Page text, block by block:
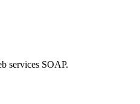
services SOAP.